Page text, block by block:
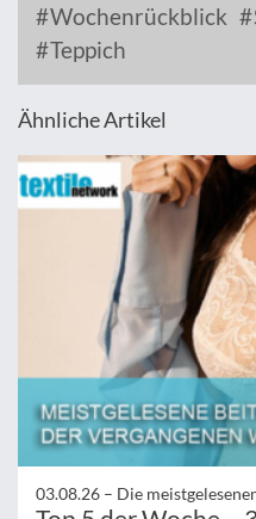
Wochenrückblick
Teppich
Ähnliche Artikel
03.08.26 – Die